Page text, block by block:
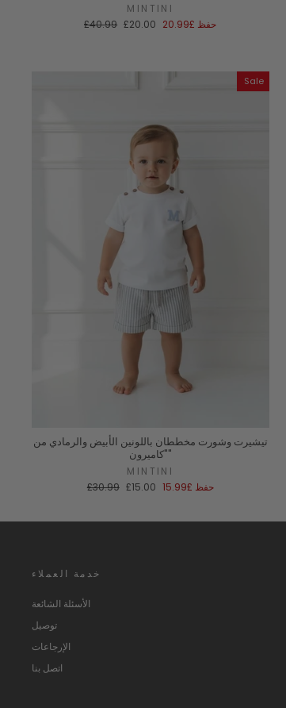
MINTINI
السعر
£40.99 سعر
£20.00 حفظ £20.99
Sale
تيشيرت وشورت مخططان باللونين الأبيض والرمادي من
"كاميرون"
MINTINI
السعر
£30.99 سعر
£15.00 حفظ £15.99
خدمة العملاء
الأسئلة الشائعة
توصيل
الإرجاعات
اتصل بنا